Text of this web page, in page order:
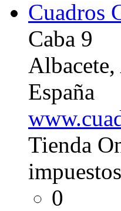
Cuadros
Caba 9
España
Tienda
0